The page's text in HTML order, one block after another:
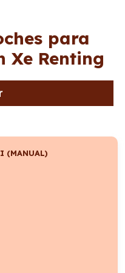
para
Xe Renting
(MANUAL)